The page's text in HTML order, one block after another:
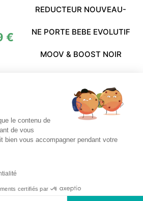
€
REDUCTEUR NOUVEAU-
NE PORTE BEBE EVOLUTIF
MOOV & BOOST NOIR
16,99€ 9,40€
Comment ça marche ?
Mende. All rights reserved.
le contenu de
de vous
bien vous accompagner pendant votre
certifiés par